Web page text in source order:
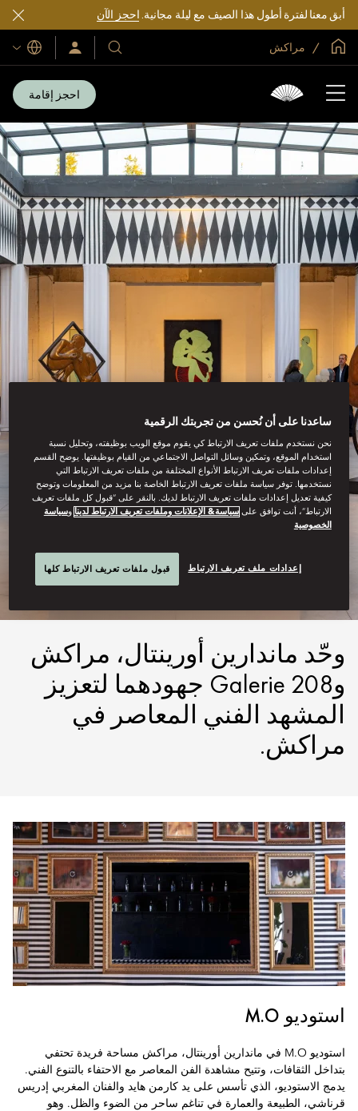
أبق معنا لفترة أطول هذا الصيف مع ليلة مجانية.احجز الآن
الصفحة الرئيسية العالمية
مراكش
فنادقنا
ومنتجعاتنا
سجّل
الدخول/
اللغات
احجز إقامة
مراكش
استوديو M.O
وحّد ماندارين أورينتال، مراكش
وGalerie 208 جهودهما لتعزيز
المشهد الفني المعاصر في
مراكش.
استوديو M.O
استوديو M.O في ماندارين أورينتال، مراكش مساحة فريدة تحتفي
بتداخل الثقافات، وتتيح مشاهدة الفن المعاصر مع الاحتفاء بالتنوع الفني.
يدمج الاستوديو، الذي تأسس على يد كارمن هايد والفنان المغربي إدريس
قرناشي، الطبيعة والعمارة في تناغم ساحر من الضوء والظل. وهو
ساعدنا على أن نُحسن من تجربتك الرقمية
نحن نستخدم ملفات تعريف الارتباط كي يقوم موقع الويب بوظيفته، وتحليل نسبة
استخدام الموقع، وتمكين وسائل التواصل الاجتماعي من القيام بوظيفتها. يوضح القسم
إعدادات ملفات تعريف الارتباط الأنواع المختلفة من ملفات تعريف الارتباط التي
نستخدمها. توفر سياسة ملفات تعريف الارتباط الخاصة بنا مزيد من المعلومات وتوضح
كيفية تعديل إعدادات ملفات تعريف الارتباط لديك. بالنقر على “قبول كل ملفات تعريف
الارتباط”، أنت توافق علىسياسة& الإعلانات وملفات تعريف الارتباط لدينا وسياسة
الخصوصية
إعدادات ملف تعريف الارتباط قبول ملفات تعريف الارتباط كلها